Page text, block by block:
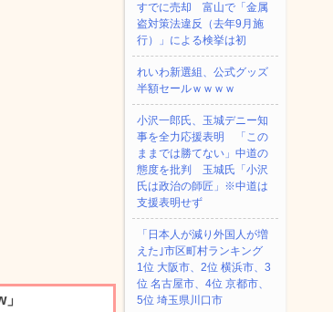
すでに売却 富山で「金属
盗対策法違反（去年9月施
行）」による検挙は初
れいわ新選組、公式グッズ
半額セールｗｗｗｗ
小沢一郎氏、玉城デニー知
事を全力応援表明 「この
ままでは勝てない」中道の
態度を批判 玉城氏「小沢
氏は政治の師匠」※中道は
支援表明せず
「日本人が減り外国人が増
えた｣市区町村ランキング
1位 大阪市、2位 横浜市、3
位 名古屋市、4位 京都市、
5位 埼玉県川口市